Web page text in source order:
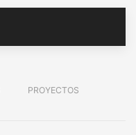
PROYECTOS